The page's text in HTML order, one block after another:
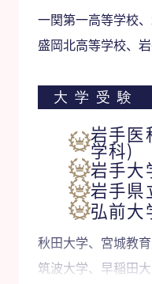
一関第一高等学校、
盛岡北高等学校、
大学受験
岩手医
学科)
岩手大
岩手県
弘前大
秋田大学、宮城教
筑波大学、早稲田